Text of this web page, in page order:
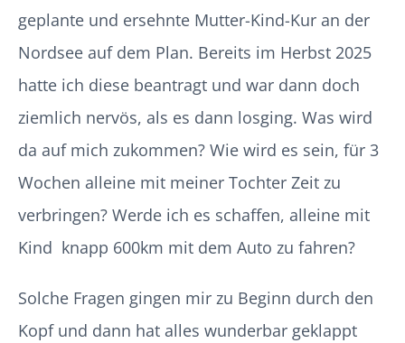
geplante und ersehnte Mutter-Kind-Kur an der
Nordsee auf dem Plan. Bereits im Herbst 2025
hatte ich diese beantragt und war dann doch
ziemlich nervös, als es dann losging. Was wird
da auf mich zukommen? Wie wird es sein, für 3
Wochen alleine mit meiner Tochter Zeit zu
verbringen? Werde ich es schaffen, alleine mit
Kind knapp 600km mit dem Auto zu fahren?
Solche Fragen gingen mir zu Beginn durch den
Kopf und dann hat alles wunderbar geklappt